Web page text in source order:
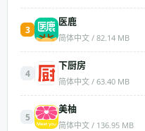
3
医鹿
简体中文 / 82.14 MB
4
下厨房
简体中文 / 63.40 MB
5
美柚
简体中文 / 136.95 MB